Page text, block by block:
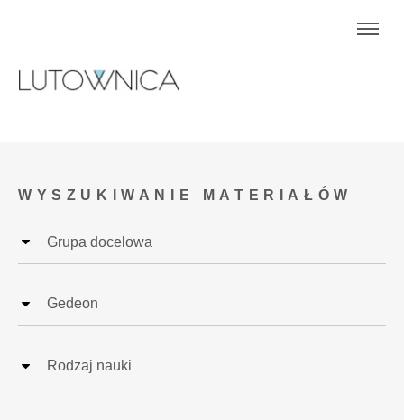
WYSZUKIWANIE MATERIAŁÓW